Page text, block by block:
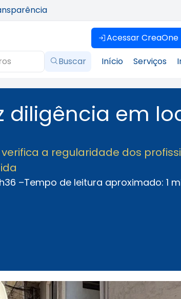
Acessar CreaOne
Buscar
Início Serviços
diligência em
a regularidade dos
–Tempo de leitura aproximado: 1